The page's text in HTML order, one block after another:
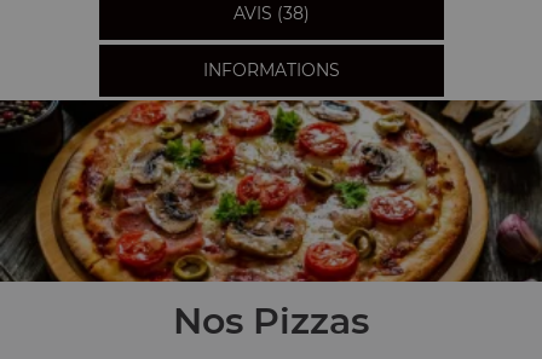
AVIS (38)
INFORMATIONS
Nos Pizzas